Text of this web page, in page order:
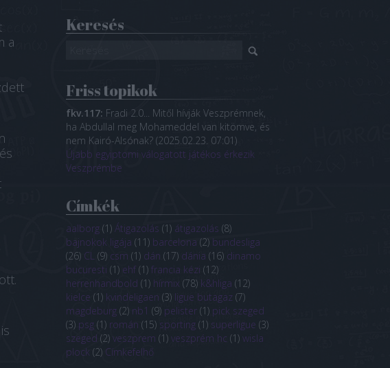
a
Keresés
Friss topikok
fkv.117: Fradi 2.0... Mitől hívják Veszprémnek,
ha Abdullal meg Mohameddel van kitömve, és
nem Kairó-Alsónak? (2025.02.23. 07:01)
Újabb egyiptomi válogatott játékos érkezik
Veszprémbe
Címkék
aalborg (1) Átigazolás (1) átigazolás (8)
bajnokok ligája (11) barcelona (2) bundesliga
(26) CL (9) csm (1) dán (17) dánia (16) dinamo
bucuresti (1) ehf (1) francia kézi (12)
herrenhandbold (1) hírmix (78) k&hliga (12)
kielce (1) kvindeligaen (3) ligue butagaz (7)
magdeburg (2) nb1 (9) pelister (1) pick szeged
(3) psg (1) román (15) sporting (1) superligue (3)
szeged (2) veszprem (1) veszprém hc (1) wisla
plock (2) Címkefelhő